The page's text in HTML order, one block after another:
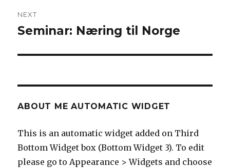
NEXT
Next
Seminar: Næring til Norge
ABOUT ME AUTOMATIC WIDGET
This is an automatic widget added on Third
Bottom Widget box (Bottom Widget 3). To edit
please go to Appearance > Widgets and choose